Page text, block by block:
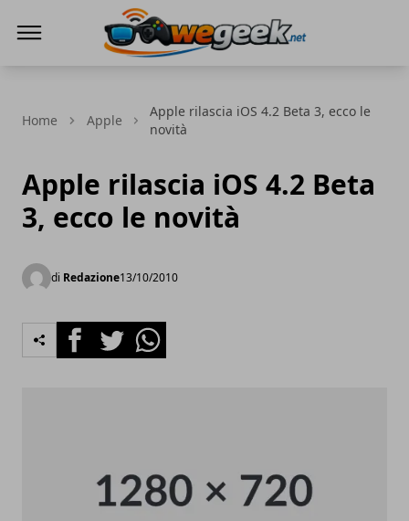
Home Apple
Apple rilascia iOS 4.2 Beta 3, ecco le
novità
Apple rilascia iOS 4.2 Beta
3, ecco le novità
di Redazione13/10/2010
FacebookTwitterWhatsapp